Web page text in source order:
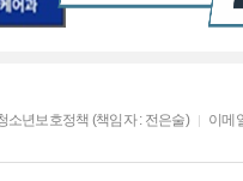
소년보호정책 (책임자 : 전은술) 이메